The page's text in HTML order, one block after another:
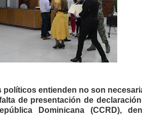
Japón
políticos entienden no son
de presentación de
Dominicana (CCRD),